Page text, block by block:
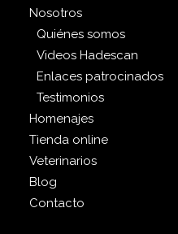
Nosotros
Quiénes somos
Videos Hadescan
Enlaces patrocinados
Testimonios
Homenajes
Tienda online
Veterinarios
Blog
Contacto